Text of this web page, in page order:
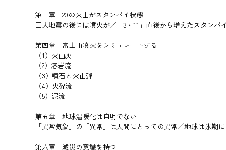
第三章 20の火山がスタンバイ状態
巨大地震の後には噴火が／「3・11」直後から増えたスタン
第四章 富士山噴火をシミュレートする
（1）火山灰
（2）溶岩流
（3）噴石と火山弾
（4）火砕流
（5）泥流
第五章 地球温暖化は自明でない
「異常気象」の「異常」は人間にとっての異常／地球は氷期
第六章 減災の意識を持つ